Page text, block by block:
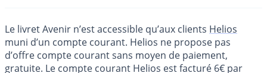
Le livret Avenir n’est accessible qu’aux clients Helios
muni d’un compte courant. Helios ne propose pas
d’offre compte courant sans moyen de paiement,
gratuite. Le compte courant Helios est facturé 6€ par